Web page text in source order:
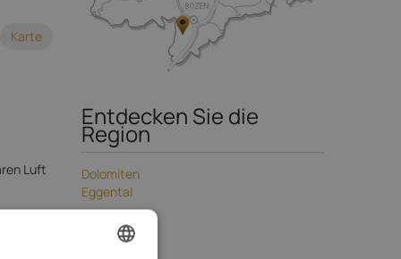
Karte
Luft
Entdecken Sie die
Region
Dolomiten
Eggental
Orte